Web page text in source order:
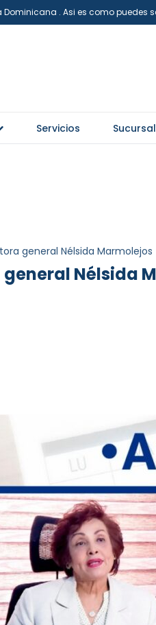
. Asi es como puedes
Servicios
general Nélsida Marmolejos
Nélsida